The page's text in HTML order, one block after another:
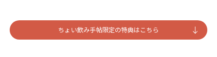
ちょい飲み手帖限定の特典はこちら